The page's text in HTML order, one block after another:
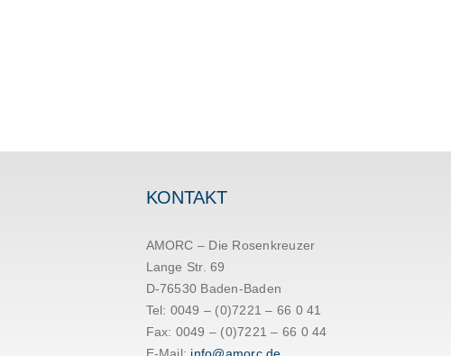
KONTAKT
AMORC – Die Rosenkreuzer
Lange Str. 69
D-76530 Baden-Baden
Tel: 0049 – (0)7221 – 66 0 41
Fax: 0049 – (0)7221 – 66 0 44